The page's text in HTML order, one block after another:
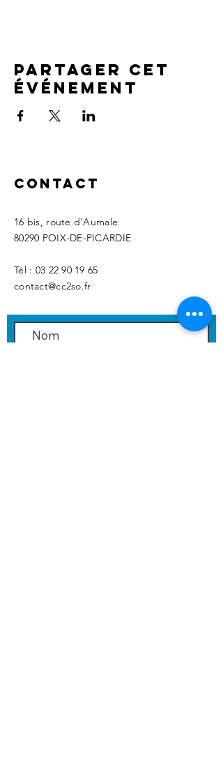
Partager cet
événement
Contact
16 bis, route d'Aumale
80290 POIX-DE-PICARDIE
Tél : 03 22 90 19 65
​contact@cc2so.fr